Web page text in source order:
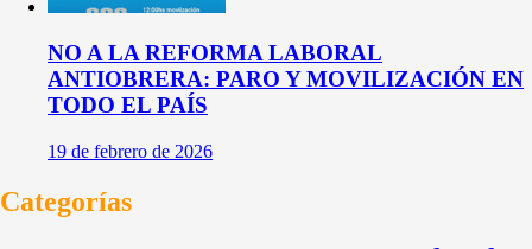
NO A LA REFORMA LABORAL
ANTIOBRERA: PARO Y MOVILIZACIÓN EN
TODO EL PAÍS
19 de febrero de 2026
Categorías